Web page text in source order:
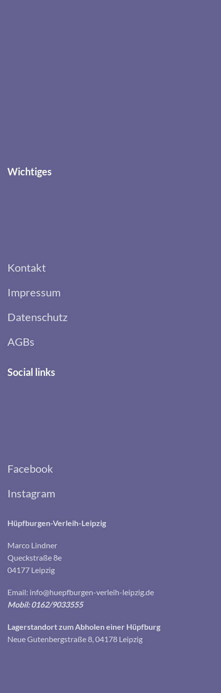
Wichtiges
Kontakt
Impressum
Datenschutz
AGBs
Social links
Facebook
Instagram
Hüpfburgen-Verleih-Leipzig
Marco Lindner
Queckstraße 8e
04177 Leipzig
Email: info@huepfburgen-verleih-leipzig.de
Mobil: 0162/9033555
Lagerstandort zum Abholen einer Hüpfburg
Neue Gutenbergstraße 8, 04178 Leipzig